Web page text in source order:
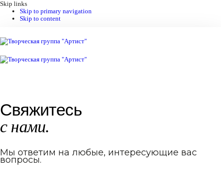
Skip links
Skip to primary navigation
Skip to content
Свяжитесь
с нами.
Мы ответим на любые, интересующие вас
вопросы.